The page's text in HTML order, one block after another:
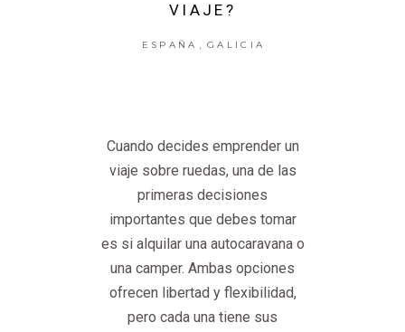
VIAJE?
ESPAÑA , GALICIA
Cuando decides emprender un
viaje sobre ruedas, una de las
primeras decisiones
importantes que debes tomar
es si alquilar una autocaravana o
una camper. Ambas opciones
ofrecen libertad y flexibilidad,
pero cada una tiene sus